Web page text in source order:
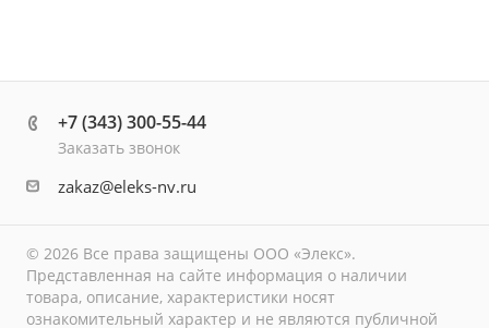
+7 (343) 300-55-44
Заказать звонок
zakaz@eleks-nv.ru
© 2026 Все права защищены ООО «Элекс».
Представленная на сайте информация о наличии
товара, описание, характеристики носят
ознакомительный характер и не являются публичной